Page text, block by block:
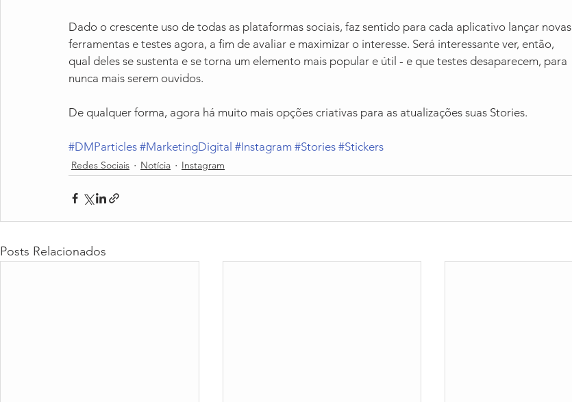
Dado o crescente uso de todas as plataformas sociais, faz sentido para cada aplicativo lançar novas
ferramentas e testes agora, a fim de avaliar e maximizar o interesse. Será interessante ver, então,
qual deles se sustenta e se torna um elemento mais popular e útil - e que testes desaparecem, para
nunca mais serem ouvidos.
De qualquer forma, agora há muito mais opções criativas para as atualizações suas Stories.
#DMParticles #MarketingDigital #Instagram #Stories #Stickers
Redes Sociais Notícia Instagram
Posts Relacionados